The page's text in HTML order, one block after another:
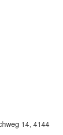
14, 4144